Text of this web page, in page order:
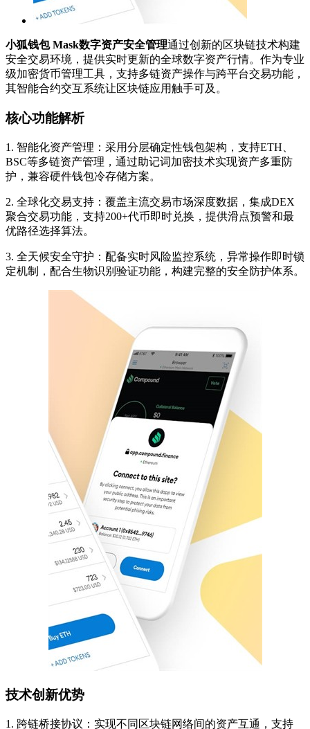
小狐钱包 Mask数字资产安全管理通过创新的区块链技术构建
安全交易环境，提供实时更新的全球数字资产行情。作为专业
级加密货币管理工具，支持多链资产操作与跨平台交易功能，
其智能合约交互系统让区块链应用触手可及。
核心功能解析
1. 智能化资产管理：采用分层确定性钱包架构，支持ETH、
BSC等多链资产管理，通过助记词加密技术实现资产多重防
护，兼容硬件钱包冷存储方案。
2. 全球化交易支持：覆盖主流交易市场深度数据，集成DEX
聚合交易功能，支持200+代币即时兑换，提供滑点预警和最
优路径选择算法。
3. 全天候安全守护：配备实时风险监控系统，异常操作即时锁
定机制，配合生物识别验证功能，构建完整的安全防护体系。
技术创新优势
1. 跨链桥接协议：实现不同区块链网络间的资产互通，支持